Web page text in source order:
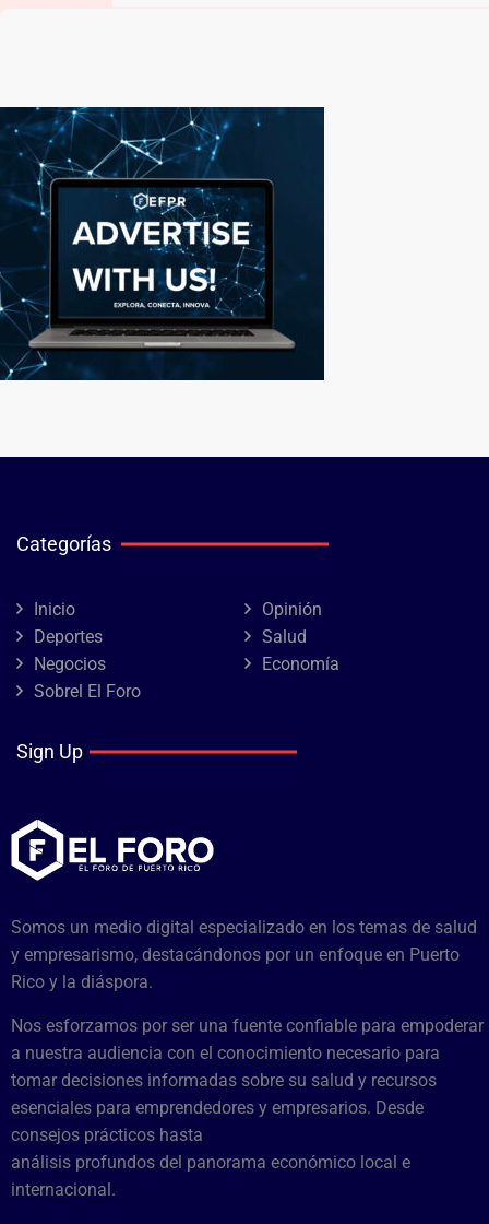
Categorías
Inicio
Opinión
Deportes
Salud
Negocios
Economía
Sobrel El Foro
Sign Up
Somos un medio digital especializado en los temas de salud
y empresarismo, destacándonos por un enfoque en Puerto
Rico y la diáspora.
Nos esforzamos por ser una fuente confiable para empoderar
a nuestra audiencia con el conocimiento necesario para
tomar decisiones informadas sobre su salud y recursos
esenciales para emprendedores y empresarios. Desde
consejos prácticos hasta
análisis profundos del panorama económico local e
internacional.